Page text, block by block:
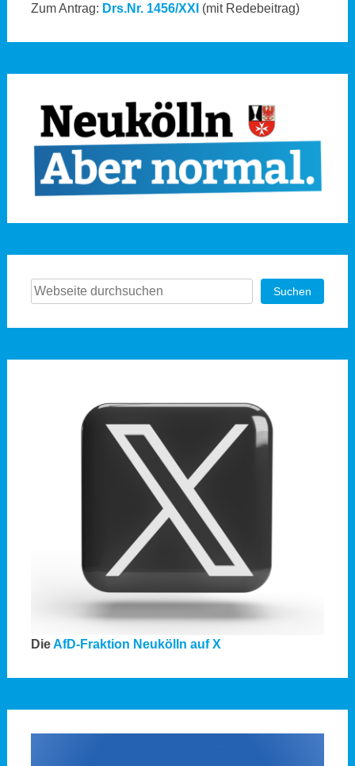
Zum Antrag: Drs.Nr. 1456/XXI (mit Redebeitrag)
Suchen Suchen
DieAfD-Fraktion Neukölln auf X